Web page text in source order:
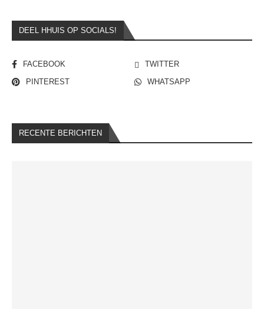
DEEL HHUIS OP SOCIALS!
FACEBOOK
TWITTER
PINTEREST
WHATSAPP
RECENTE BERICHTEN